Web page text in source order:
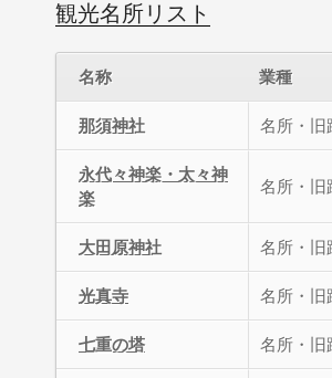
観光名所リスト
名称 業種
那須神社 名所・旧
永代々神楽・太々神
楽
名所・旧
大田原神社 名所・旧
光真寺 名所・旧
七重の塔 名所・旧